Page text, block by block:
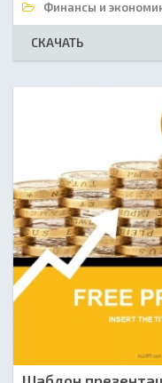
Финансы и
СКАЧАТЬ